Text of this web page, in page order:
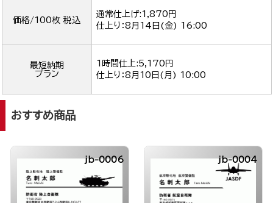
価格/100枚 税込
通常仕上げ:1,870円
仕上り：8月14日(金) 16:00
最短納期
プラン
1時間仕上:5,170円
仕上り：8月10日(月) 10:00
おすすめ商品
jb-0006 jb-0004